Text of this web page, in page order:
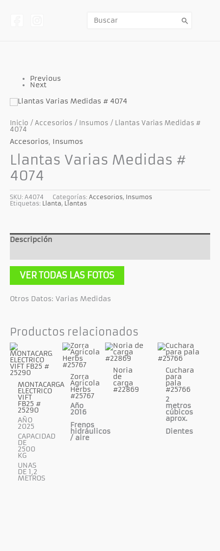
Buscar
por:
Previous
Next
Inicio / Accesorios / Insumos / Llantas Varias Medidas #
4074
Accesorios, Insumos
Llantas Varias Medidas #
4074
SKU: A4074 Categorías: Accesorios, Insumos
Etiquetas: Llanta, Llantas
Descripción
VER TODAS LAS FOTOS
Otros Datos: Varias Medidas
Productos relacionados
MONTACARGA
ELECTRICO
VIFT
FB25 #
25290
AÑO
2025
CAPACIDAD
DE
2500
KG
UNAS
DE 1,2
METROS
Zorra
Agrícola
Herbs
#25767
Año
2016
Frenos
hidráulicos
/ aire
Noria
de
carga
#22869
Cuchara
para
pala
#25766
2
metros
cúbicos
aprox.
Dientes